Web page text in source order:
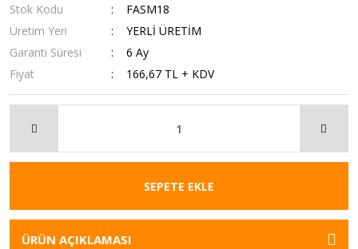
Stok Kodu
FASM18
Üretim Yeri
YERLİ ÜRETİM
Garanti Süresi
6 Ay
Fiyat
166,67 TL + KDV
SEPETE EKLE
ÜRÜN AÇIKLAMASI